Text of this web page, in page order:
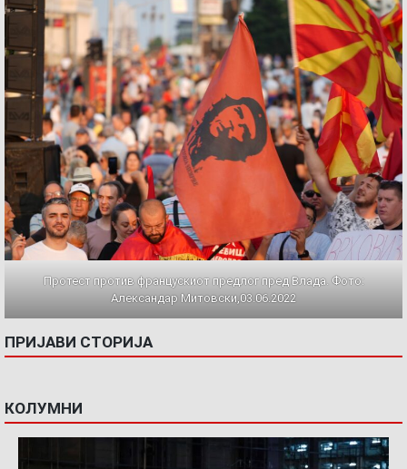
Протест против францускиот предлог пред Влада. Фото:
Александар Митовски,03.06.2022
ПРИЈАВИ СТОРИЈА
КОЛУМНИ